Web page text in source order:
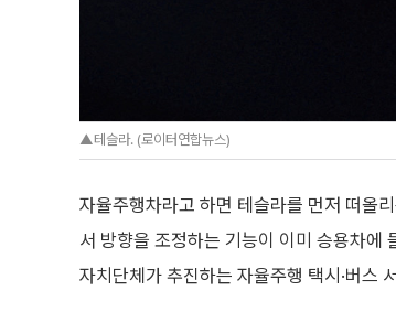
▲테슬라. (로이터연합뉴스)
자율주행차라고 하면 테슬라를 먼저 떠올
서 방향을 조정하는 기능이 이미 승용차에
자치단체가 추진하는 자율주행 택시·버스